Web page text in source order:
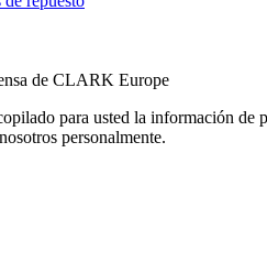
de CLARK Europe
para usted la información
personalmente.